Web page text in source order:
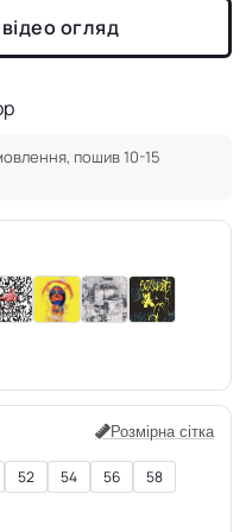
огляд
пошив 10-15
Розмірна сітка
52 54 56
58